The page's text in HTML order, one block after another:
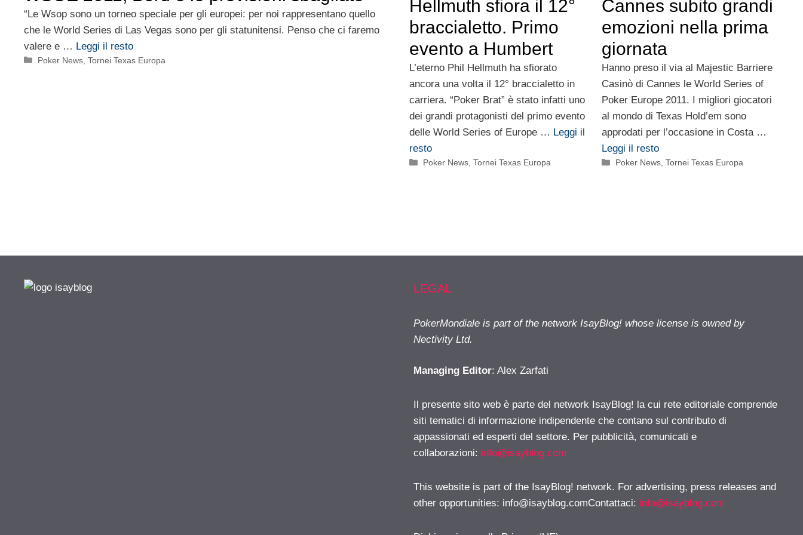
“Le Wsop sono un torneo speciale per gli europei: per noi rappresentano quello
che le World Series di Las Vegas sono per gli statunitensi. Penso che ci faremo
valere e … Leggi il resto
Categorie
Poker News ,Tornei Texas Europa
Hellmuth sfiora il 12°
braccialetto. Primo
evento a Humbert
L’eterno Phil Hellmuth ha sfiorato
ancora una volta il 12° braccialetto in
carriera. “Poker Brat” è stato infatti uno
dei grandi protagonisti del primo evento
delle World Series of Europe … Leggi il
resto
Categorie
Poker News, Tornei Texas Europa
Cannes subito grandi
emozioni nella prima
giornata
Hanno preso il via al Majestic Barriere
Casinò di Cannes le World Series of
Poker Europe 2011. I migliori giocatori
al mondo di Texas Hold’em sono
approdati per l’occasione in Costa …
Leggi il resto
Categorie
Poker News, Tornei Texas Europa
LEGAL
PokerMondiale is part of the network IsayBlog! whose license is owned by
Nectivity Ltd.
Managing Editor: Alex Zarfati
Il presente sito web è parte del network IsayBlog! la cui rete editoriale comprende
siti tematici di informazione indipendente che contano sul contributo di
appassionati ed esperti del settore. Per pubblicità, comunicati e
collaborazioni: info@isayblog.com
This website is part of the IsayBlog! network. For advertising, press releases and
other opportunities: info@isayblog.comContattaci: info@isayblog.com